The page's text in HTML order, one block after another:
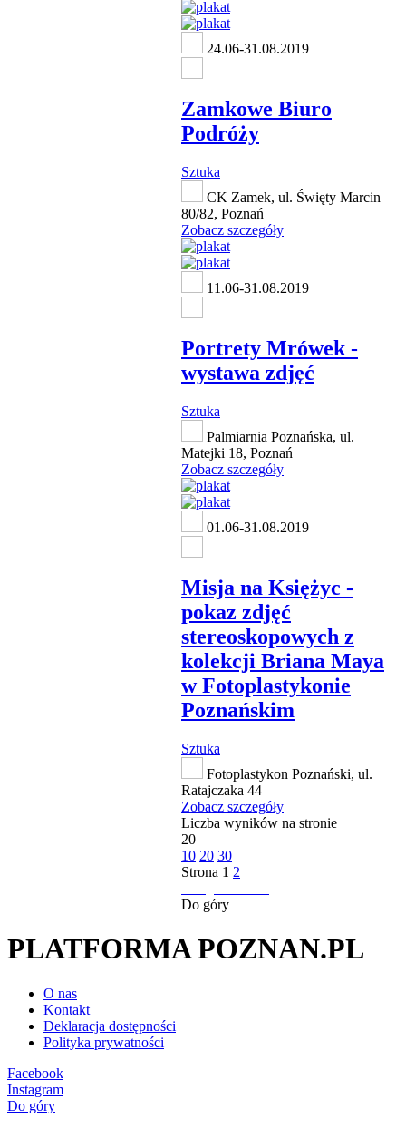
24.06-31.08.2019
Zamkowe Biuro
Podróży
Sztuka
CK Zamek, ul. Święty Marcin
80/82, Poznań
Zobacz szczegóły
11.06-31.08.2019
Portrety Mrówek -
wystawa zdjęć
Sztuka
Palmiarnia Poznańska, ul.
Matejki 18, Poznań
Zobacz szczegóły
01.06-31.08.2019
Misja na Księżyc -
pokaz zdjęć
stereoskopowych z
kolekcji Briana Maya
w Fotoplastykonie
Poznańskim
Sztuka
Fotoplastykon Poznański, ul.
Ratajczaka 44
Zobacz szczegóły
Liczba wyników na stronie
20
10 20 30
Strona 1 2
Do góry
PLATFORMA POZNAN.PL
O nas
Kontakt
Deklaracja dostępności
Polityka prywatności
Facebook
Instagram
Do góry